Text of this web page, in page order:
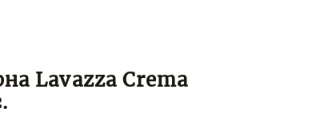
Lavazza Crema